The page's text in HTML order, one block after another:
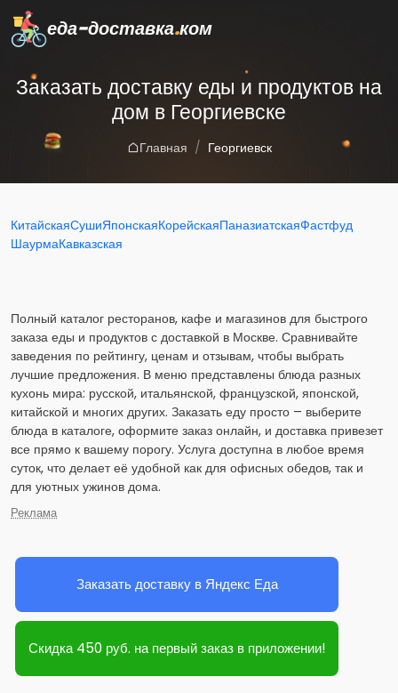
еда-доставка.ком
Заказать доставку еды и продуктов на
дом в Георгиевске
Главная Георгиевск
КитайскаяСушиЯпонскаяКорейскаяПаназиатскаяФастфуд
ШаурмаКавказская
Полный каталог ресторанов, кафе и магазинов для быстрого
заказа еды и продуктов с доставкой в Москве. Сравнивайте
заведения по рейтингу, ценам и отзывам, чтобы выбрать
лучшие предложения. В меню представлены блюда разных
кухонь мира: русской, итальянской, французской, японской,
китайской и многих других. Заказать еду просто – выберите
блюда в каталоге, оформите заказ онлайн, и доставка привезет
все прямо к вашему порогу. Услуга доступна в любое время
суток, что делает её удобной как для офисных обедов, так и
для уютных ужинов дома.
Реклама
Заказать доставку в Яндекс Еда
Скидка 450 руб. на первый заказ в приложении!